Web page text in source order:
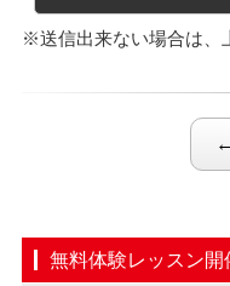
※送信出来ない場合は、
無料体験レッスン開